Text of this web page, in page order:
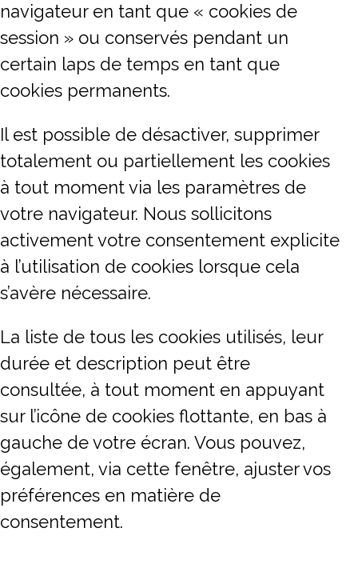
navigateur en tant que « cookies de
session » ou conservés pendant un
certain laps de temps en tant que
cookies permanents.
Il est possible de désactiver, supprimer
totalement ou partiellement les cookies
à tout moment via les paramètres de
votre navigateur. Nous sollicitons
activement votre consentement explicite
à l’utilisation de cookies lorsque cela
s’avère nécessaire.
La liste de tous les cookies utilisés, leur
durée et description peut être
consultée, à tout moment en appuyant
sur l’icône de cookies flottante, en bas à
gauche de votre écran. Vous pouvez,
également, via cette fenêtre, ajuster vos
préférences en matière de
consentement.